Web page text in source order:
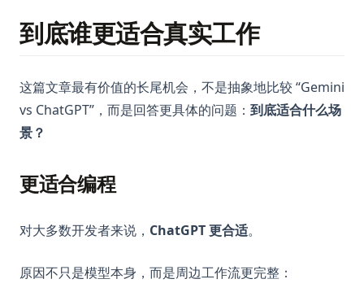
到底谁更适合真实工作
这篇文章最有价值的长尾机会，不是抽象地比较 “Gemini
vs ChatGPT”，而是回答更具体的问题： 到底适合什么场
景？
更适合编程
对大多数开发者来说， ChatGPT 更合适。
原因不只是模型本身，而是周边工作流更完整：